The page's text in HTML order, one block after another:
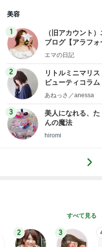
美容
1
（旧アカウント
ブログ【アラフォ
社売却セカンドラ
エマの日記
2
リトルミニマリス
ビューティコラ
little
あねっさ／anessa
3
美人になれる、た
んの魔法
hiromi
すべて見る
2 3